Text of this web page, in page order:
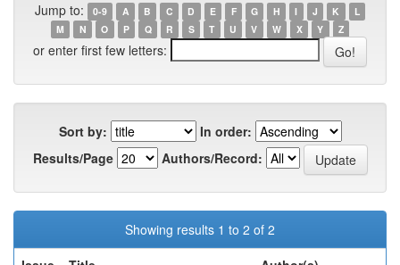
Jump to: 0-9 A B C D E F G H I J K
L
M
N O P Q R S T U V W X Y Z
or enter first few letters:
Sort by:
In order:
Results/Page
Authors/Record:
Showing results 1 to 2 of 2